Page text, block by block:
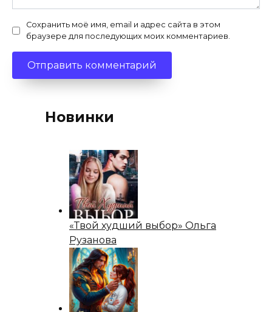
Сохранить моё имя, email и адрес сайта в этом
браузере для последующих моих комментариев.
Новинки
«Твой худший выбор» Ольга
Рузанова